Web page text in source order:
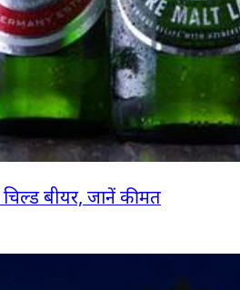
बीयर, जानें कीमत